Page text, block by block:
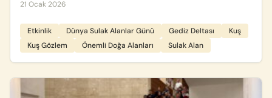
21 Ocak 2026
Etkinlik Dünya Sulak Alanlar Günü Gediz Deltası
Kuş
Kuş Gözlem
Önemli Doğa Alanları Sulak Alan